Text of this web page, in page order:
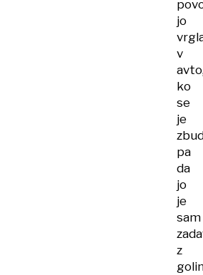
jo
v
ko
se
je
pa
da
jo
je
sam
z